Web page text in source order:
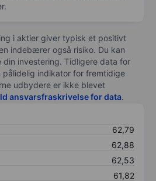
i aktier giver typisk et positivt
indebærer også risiko. Du kan
din investering. Tidligere data for
pålidelig indikator for fremtidige
udbydere er ikke blevet
ansvarsfraskrivelse for data.
62,79
62,88
62,53
61,82